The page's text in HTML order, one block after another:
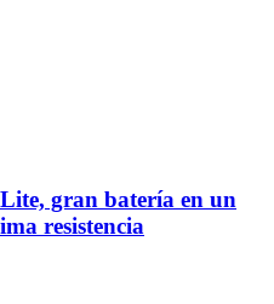
gran batería en un
resistencia